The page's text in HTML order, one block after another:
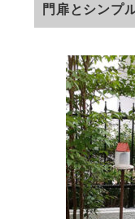
門扉とシンプ